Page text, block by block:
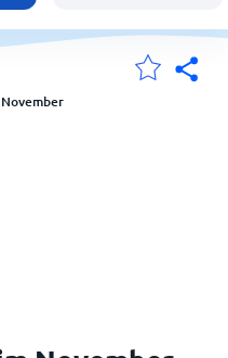
November